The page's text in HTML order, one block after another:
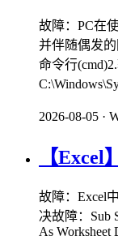
故障：PC在
并伴随偶发
命令行
2026-08-05 ·
【Excel
故障：Excel
决故障：Sub
As Worksheet